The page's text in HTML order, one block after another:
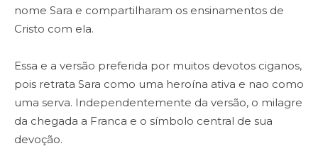
nome Sara e compartilharam os ensinamentos de
Cristo com ela.
Essa e a versão preferida por muitos devotos ciganos,
pois retrata Sara como uma heroína ativa e nao como
uma serva. Independentemente da versão, o milagre
da chegada a Franca e o símbolo central de sua
devoção.